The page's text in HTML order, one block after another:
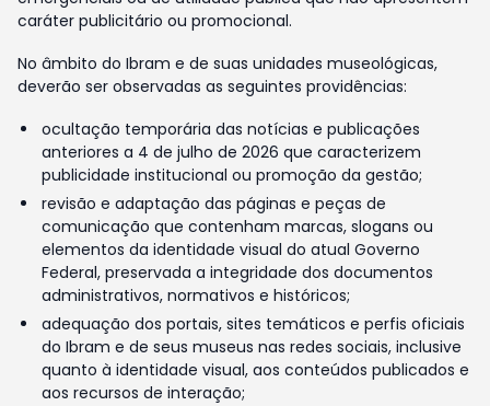
caráter publicitário ou promocional.
No âmbito do Ibram e de suas unidades museológicas,
deverão ser observadas as seguintes providências:
ocultação temporária das notícias e publicações
anteriores a 4 de julho de 2026 que caracterizem
publicidade institucional ou promoção da gestão;
revisão e adaptação das páginas e peças de
comunicação que contenham marcas, slogans ou
elementos da identidade visual do atual Governo
Federal, preservada a integridade dos documentos
administrativos, normativos e históricos;
adequação dos portais, sites temáticos e perfis oficiais
do Ibram e de seus museus nas redes sociais, inclusive
quanto à identidade visual, aos conteúdos publicados e
aos recursos de interação;